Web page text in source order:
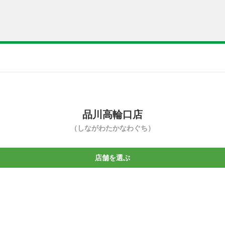
品川高輪口店
（しながわたかなわぐち）
店舗を選ぶ